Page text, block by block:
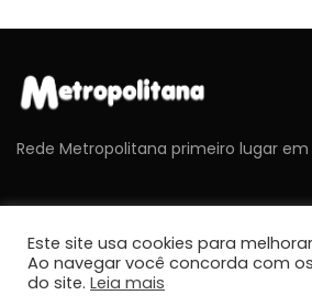
Rede Metropolitana primeiro lugar
NOTÍCIAS
Este site usa cookies para
Ao navegar você concorda com
do site. Leia mais